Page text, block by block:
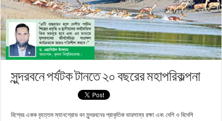
সুন্দরবনে পর্যটক টানতে ২০ বছরের মহাপরিকল্পনা
বিশ্বের একক বৃহত্তম ম্যানগ্রোভ বন সুন্দরবনের প্রাকৃতিক ভারসাম্য রক্ষা এবং দেশি ও বিদেশি